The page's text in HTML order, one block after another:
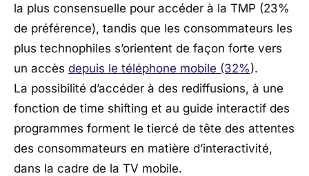
la plus consensuelle pour accéder à la TMP (23%
de préférence), tandis que les consommateurs les
plus technophiles s’orientent de façon forte vers
un accès depuis le téléphone mobile (32%).
La possibilité d’accéder à des rediffusions, à une
fonction de time shifting et au guide interactif des
programmes forment le tiercé de tête des attentes
des consommateurs en matière d’interactivité,
dans la cadre de la TV mobile.